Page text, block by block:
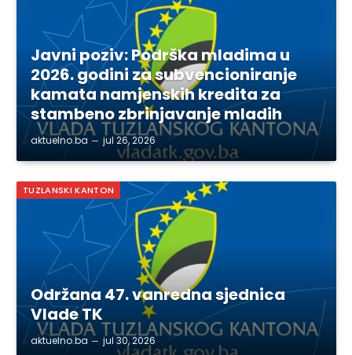
Javni poziv: Podrška mladima u
2026. godini za subvencioniranje
kamata namjenskih kredita za
stambeno zbrinjavanje mladih
aktuelno.ba jul 26, 2026
TUZLANSKI KANTON
Održana 47. vanredna sjednica
Vlade TK
aktuelno.ba jul 30, 2026